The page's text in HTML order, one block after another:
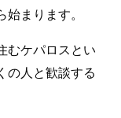
まります。
むケパロスとい
の人と歓談する